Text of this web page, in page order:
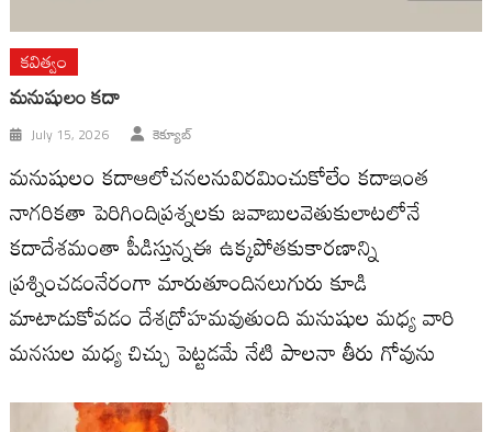
కవిత్వం
మనుషులం కదా
July 15, 2026 కెక్యూబ్
మనుషులం కదాఆలోచనలనువిరమించుకోలేం కదాఇంత
నాగరికతా పెరిగిందిప్రశ్నలకు జవాబులవెతుకులాటలోనే
కదాదేశమంతా పీడిస్తున్నఈ ఉక్కపోతకుకారణాన్ని
ప్రశ్నించడంనేరంగా మారుతూందినలుగురు కూడి
మాటాడుకోవడం దేశద్రోహమవుతుంది మనుషుల మధ్య వారి
మనసుల మధ్య చిచ్చు పెట్టడమే నేటి పాలనా తీరు గోవును